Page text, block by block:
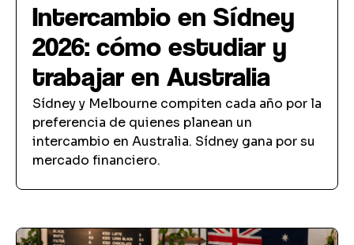
Intercambio en Sídney
2026: cómo estudiar y
trabajar en Australia
Sídney y Melbourne compiten cada año por la
preferencia de quienes planean un
intercambio en Australia. Sídney gana por su
mercado financiero.